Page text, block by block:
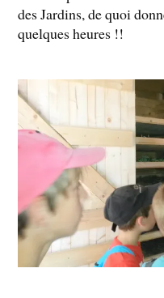
des Jardins, de quoi
quelques heures !!​